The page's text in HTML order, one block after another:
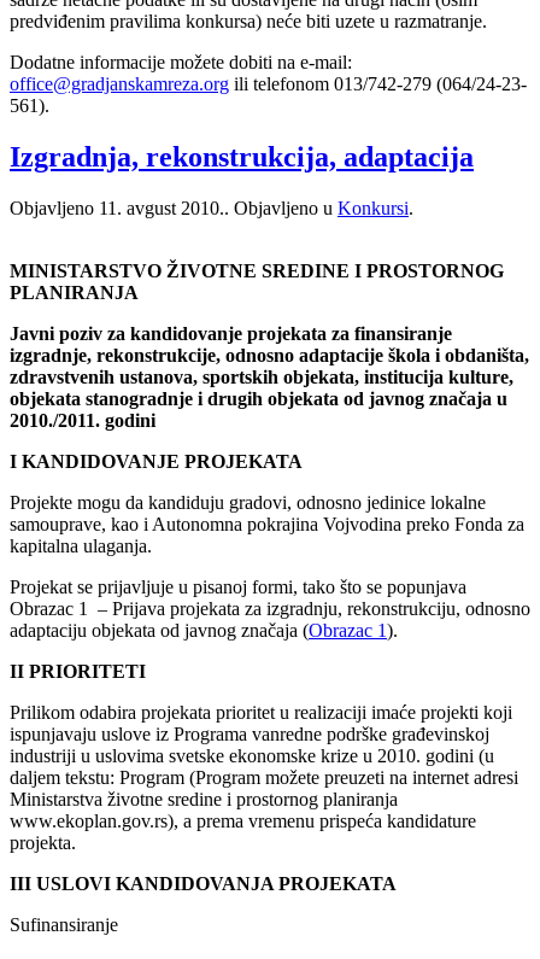
predviđenim pravilima konkursa) neće biti uzete u razmatranje.
Dodatne informacije možete dobiti na e-mail:
office@gradjanskamreza.org ili telefonom 013/742-279 (064/24-23-
561).
Izgradnja, rekonstrukcija, adaptacija
Objavljeno 11. avgust 2010.. Objavljeno u Konkursi.
MINISTARSTVO ŽIVOTNE SREDINE I PROSTORNOG
PLANIRANJA
Javni poziv za kandidovanje projekata za finansiranje
izgradnje, rekonstrukcije, odnosno adaptacije škola i obdaništa,
zdravstvenih ustanova, sportskih objekata, institucija kulture,
objekata stanogradnje i drugih objekata od javnog značaja u
2010./2011. godini
I KANDIDOVANJE PROJEKATA
Projekte mogu da kandiduju gradovi, odnosno jedinice lokalne
samouprave, kao i Autonomna pokrajina Vojvodina preko Fonda za
kapitalna ulaganja.
Projekat se prijavljuje u pisanoj formi, tako što se popunjava
Obrazac 1 – Prijava projekata za izgradnju, rekonstrukciju, odnosno
adaptaciju objekata od javnog značaja (Obrazac 1).
II PRIORITETI
Prilikom odabira projekata prioritet u realizaciji imaće projekti koji
ispunjavaju uslove iz Programa vanredne podrške građevinskoj
industriji u uslovima svetske ekonomske krize u 2010. godini (u
daljem tekstu: Program (Program možete preuzeti na internet adresi
Ministarstva životne sredine i prostornog planiranja
www.ekoplan.gov.rs), a prema vremenu prispeća kandidature
projekta.
III USLOVI KANDIDOVANJA PROJEKATA
Sufinansiranje